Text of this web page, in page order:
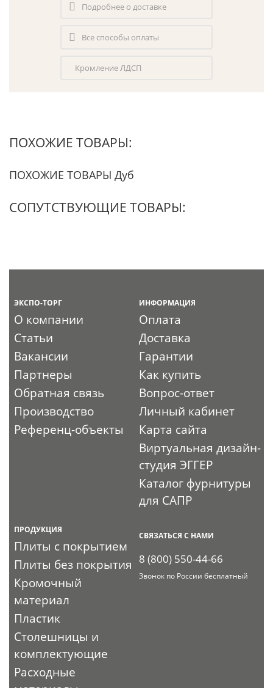
Подробнее о доставке
Все способы оплаты
Кромление ЛДСП
ПОХОЖИЕ ТОВАРЫ:
ПОХОЖИЕ ТОВАРЫ Дуб
СОПУТСТВУЮЩИЕ ТОВАРЫ:
ЭКСПО-ТОРГ
О компании
Статьи
Вакансии
Партнеры
Обратная связь
Производство
Референц-объекты
ИНФОРМАЦИЯ
Оплата
Доставка
Гарантии
Как купить
Вопрос-ответ
Личный кабинет
Карта сайта
Виртуальная дизайн-
студия ЭГГЕР
Каталог фурнитуры
для САПР
ПРОДУКЦИЯ
Плиты с покрытием
Плиты без покрытия
Кромочный
материал
Пластик
Столешницы и
комплектующие
Расходные
СВЯЗАТЬСЯ С НАМИ
8 (800) 550-44-66
Звонок по России бесплатный